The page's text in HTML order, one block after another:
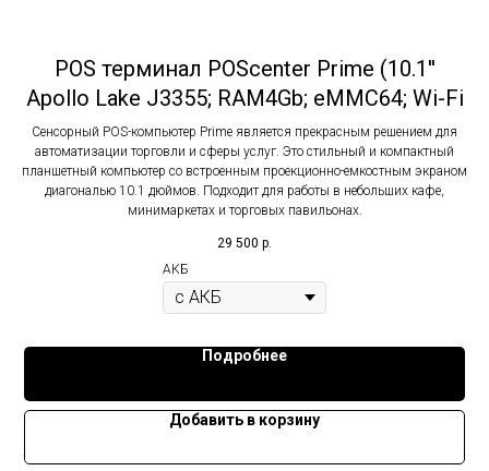
POS терминал POScenter Prime (10.1''
Apollo Lake J3355; RAM4Gb; eMMC64; Wi-Fi
Сенсорный POS-компьютер Prime является прекрасным решением для
автоматизации торговли и сферы услуг. Это стильный и компактный
планшетный компьютер со встроенным проекционно-емкостным экраном
диагональю 10.1 дюймов. Подходит для работы в небольших кафе,
минимаркетах и торговых павильонах.
29 500 р.
АКБ
Подробнее
Добавить в корзину